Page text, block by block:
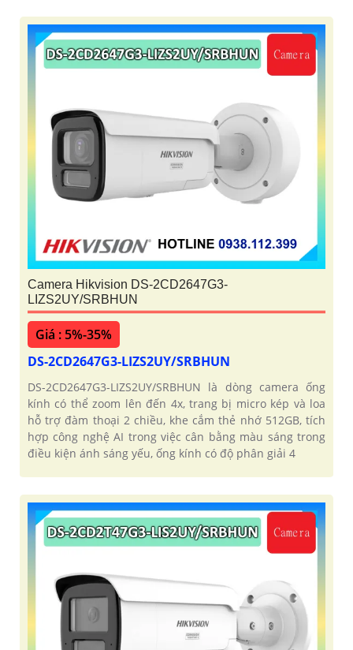
Camera Hikvision DS-2CD2647G3-
LIZS2UY/SRBHUN
Giá : 5%-35%
DS-2CD2647G3-LIZS2UY/SRBHUN
DS-2CD2647G3-LIZS2UY/SRBHUN là dòng camera ống
kính có thể zoom lên đến 4x, trang bị micro kép và loa
hỗ trợ đàm thoại 2 chiều, khe cắm thẻ nhớ 512GB, tích
hợp công nghệ AI trong việc cân bằng màu sáng trong
điều kiện ánh sáng yếu, ống kính có độ phân giải 4